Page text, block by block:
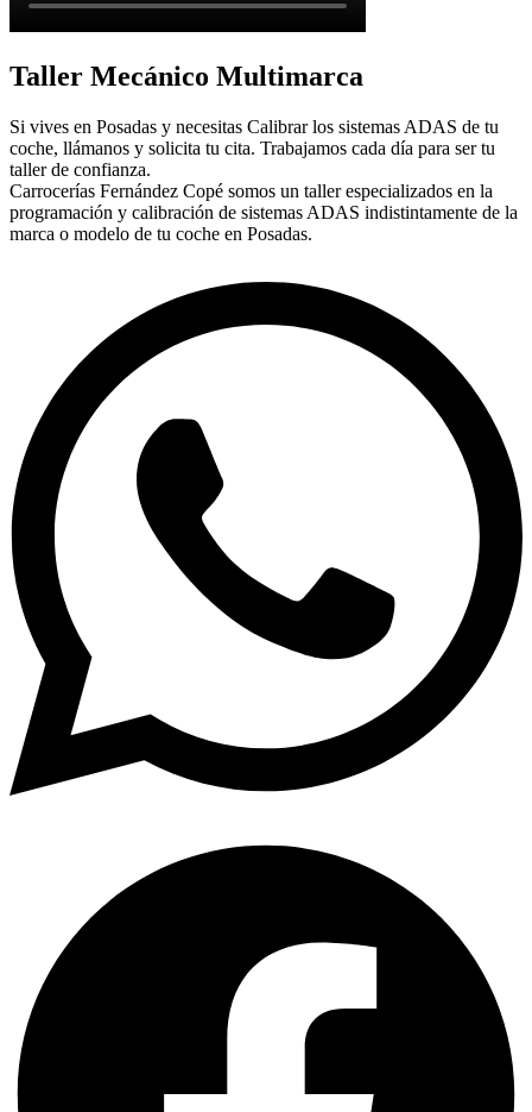
Taller Mecánico Multimarca
Si vives en Posadas y necesitas Calibrar los sistemas ADAS de tu
coche, llámanos y solicita tu cita. Trabajamos cada día para ser tu
taller de confianza.
Carrocerías Fernández Copé somos un taller especializados en la
programación y calibración de sistemas ADAS indistintamente de la
marca o modelo de tu coche en Posadas.